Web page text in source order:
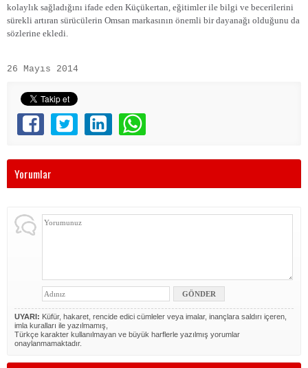
kolaylık sağladığını ifade eden Küçükertan, eğitimler ile bilgi ve becerilerini
sürekli artıran sürücülerin Omsan markasının önemli bir dayanağı olduğunu da
sözlerine ekledi.
26 Mayıs 2014
Yorumlar
UYARI: Küfür, hakaret, rencide edici cümleler veya imalar, inançlara saldırı içeren,
imla kuralları ile yazılmamış,
Türkçe karakter kullanılmayan ve büyük harflerle yazılmış yorumlar
onaylanmamaktadır.